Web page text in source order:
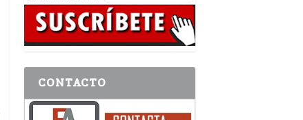
CONTACTO